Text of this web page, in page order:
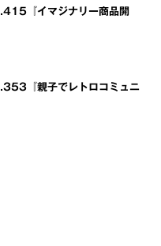
『イマジナリー商品開
『親子でレトロコミュニ